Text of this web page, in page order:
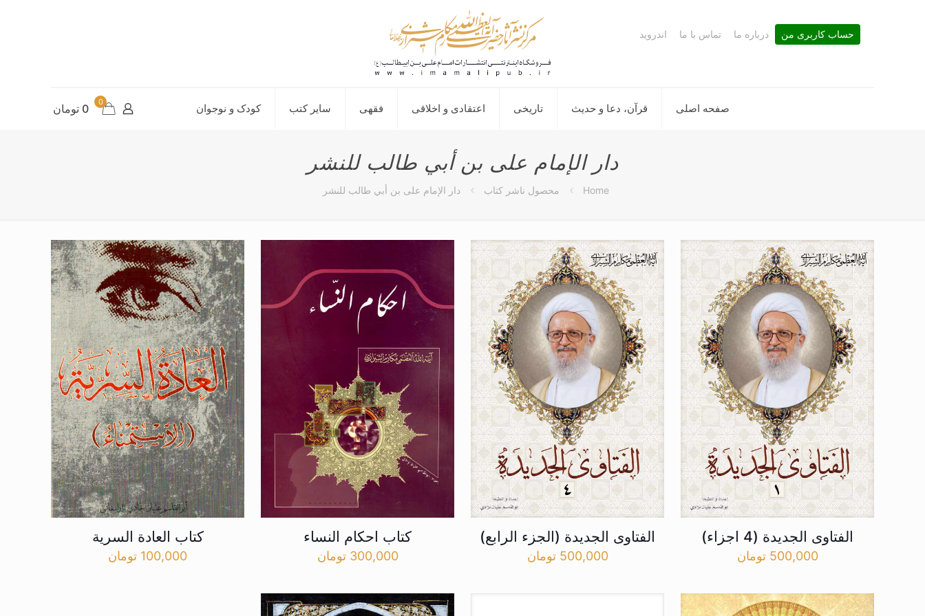
صفحه اصلی قرآن، دعا و حدیث تاریخی اعتقادی و اخلاقی فقهی سایر کتب کودک و نوجوان
حساب کاربری من درباره ما تماس با ما اندروید
0 0 تومان
دار الإمام علی بن أبي طالب للنشر
Home محصول ناشر کتاب دار الإمام علی بن أبي طالب للنشر
الفتاوی الجدیدة (4 اجزاء)
500,000 تومان
الفتاوی الجدیدة (الجزء الرابع)
500,000 تومان
کتاب احکام النساء
300,000 تومان
کتاب العادة السریة
100,000 تومان